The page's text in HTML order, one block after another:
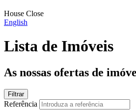
House Close
English
Lista de Imóveis
As nossas ofertas de
Filtrar
Referência